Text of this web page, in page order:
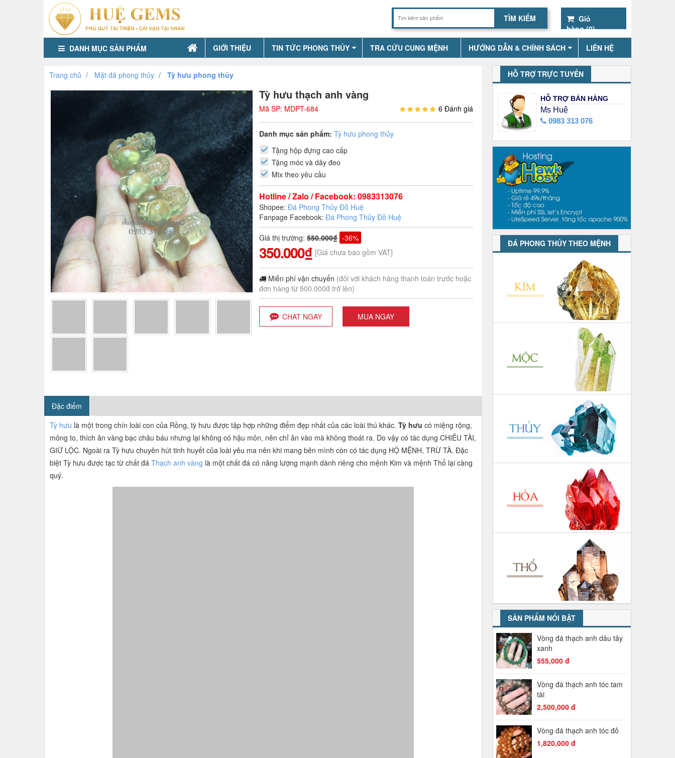
Giỏ
hàng (0)
DANH MỤC SẢN PHẨM
GIỚI THIỆU TIN TỨC PHONG THỦY TRA CỨU CUNG MỆNH HƯỚNG DẪN & CHÍNH SÁCH LIÊN HỆ
Trang chủ Mặt đá phong thủy Tỳ hưu phong thủy
Tỳ hưu thạch anh vàng
Mã SP: MDPT-684 6 Đánh giá
Danh mục sản phẩm: Tỳ hưu phong thủy
Tặng hộp đựng cao cấp
Tặng móc và dây đeo
Mix theo yêu cầu
Hotline / Zalo / Facebook: 0983313076
Shopee:Đá Phong Thủy Đỗ Huệ
Fanpage Facebook:Đá Phong Thủy Đỗ Huệ
Giá thị trường:550.000₫ -36%
350.000₫ [Giá chưa bao gồm VAT]
Miễn phí vận chuyển (đối với khách hàng thanh toán trước hoặc
đơn hàng từ 500.000đ trở lên)
CHAT NGAY MUA NGAY
Đặc điểm
Tỳ hưu là một trong chín loài con của Rồng, tỳ hưu được tập hợp những điểm đẹp nhất của các loài thú khác. Tỳ hưu có miệng rộng,
mông to, thích ăn vàng bạc châu báu nhưng lại không có hậu môn, nên chỉ ăn vào mà không thoát ra. Do vậy có tác dụng CHIÊU TÀI,
GIỮ LỘC. Ngoài ra Tỳ hưu chuyên hút tinh huyết của loài yêu ma nên khi mang bên mình còn có tác dụng HỘ MỆNH, TRỪ TÀ. Đặc
biệt Tỳ hưu được tạc từ chất đá Thạch anh vàng là một chất đá có năng lượng mạnh dành riêng cho mệnh Kim và mệnh Thổ lại càng
quý.
HỖ TRỢ TRỰC TUYẾN
HỖ TRỢ BÁN HÀNG
Ms Huệ
0983 313 076
ĐÁ PHONG THỦY THEO MỆNH
SẢN PHẨM NỔI BẬT
Vòng đá thạch anh dâu tây
xanh
555,000 đ
Vòng đá thạch anh tóc tam
tài
2,500,000 đ
Vòng đá thạch anh tóc đỏ
1,820,000 đ